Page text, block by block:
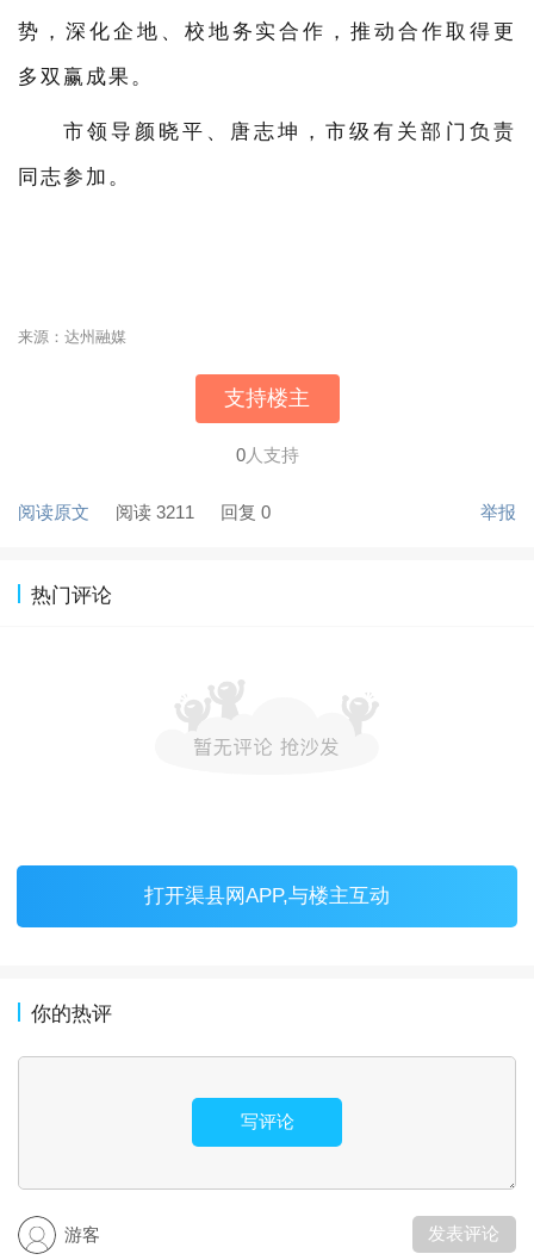
势，深化企地、校地务实合作，推动合作取得更
多双赢成果。
市领导颜晓平、唐志坤，市级有关部门负责
同志参加。
来源：达州融媒
支持楼主
0人支持
阅读原文 阅读 3211 回复 0 举报
热门评论
打开渠县网APP,与楼主互动
你的热评
写评论
游客 发表评论